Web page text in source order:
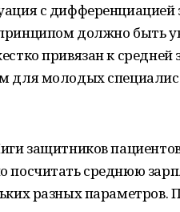
с дифференциацией
должно быть
привязан к средней
для молодых
защитников
посчитать среднюю
разных параметров.